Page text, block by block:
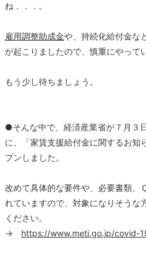
ね．．．。
雇用調整助成金や、持続化給付金な
が起こりましたので、慎重にやって
もう少し待ちましょう。
●そんな中で、経済産業省が７月３
に、「家賃支援給付金に関するお知
プンしました。
改めて具体的な要件や、必要書類、
れていますので、対象になりそうな
ください。
→ https://www.meti.go.jp/covid-